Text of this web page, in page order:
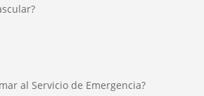
al Servicio de Emergencia?